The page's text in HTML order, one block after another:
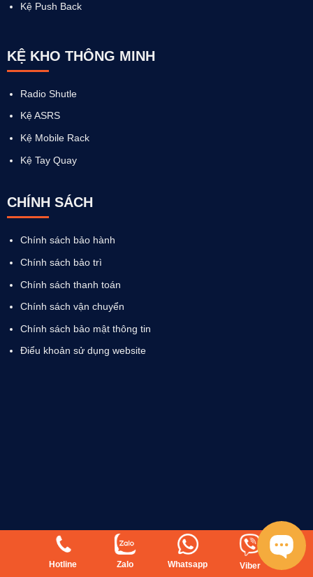
Kệ Push Back
KỆ KHO THÔNG MINH
Radio Shutle
Kệ ASRS
Kệ Mobile Rack
Kệ Tay Quay
CHÍNH SÁCH
Chính sách bảo hành
Chính sách bảo trì
Chính sách thanh toán
Chính sách vận chuyển
Chính sách bảo mật thông tin
Điểu khoản sử dụng website
Hotline Zalo Whatsapp Viber